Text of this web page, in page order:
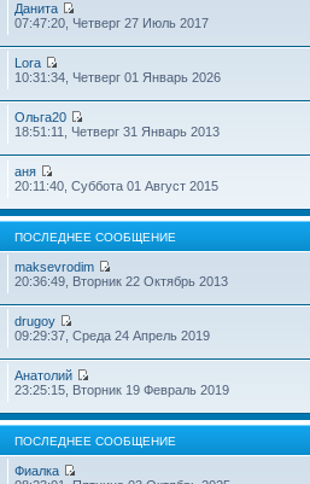
Данита
07:47:20, Четверг 27 Июль 2017
Lora
10:31:34, Четверг 01 Январь 2026
Ольга20
18:51:11, Четверг 31 Январь 2013
аня
20:11:40, Суббота 01 Август 2015
ПОСЛЕДНЕЕ СООБЩЕНИЕ
maksevrodim
20:36:49, Вторник 22 Октябрь 2013
drugoy
09:29:37, Среда 24 Апрель 2019
Анатолий
23:25:15, Вторник 19 Февраль 2019
ПОСЛЕДНЕЕ СООБЩЕНИЕ
Фиалка